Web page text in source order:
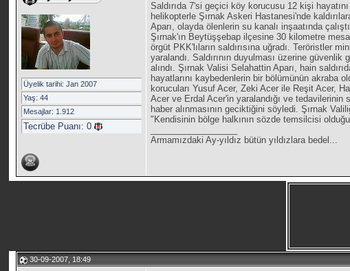
Üyelik tarihi: Jan 2007
Yaş: 44
Mesajlar: 1.912
Tecrübe Puanı:0
Saldırıda 7'si geçici köy korucusu 12 kişi
helikopterle Şırnak Askeri Hastanesi'nde
Aparı, olayda ölenlerin su kanalı inşaatında
Şırnak'ın Beytüşşebap ilçesine 30 kilometre
örgüt PKK'lıların saldırısına uğradı. Teröristler
yaralandı. Saldırının duyulması üzerine
alındı. Şırnak Valisi Selahattin Aparı, hain
hayatlarını kaybedenlerin bir bölümünün akraba
korucuları Yusuf Acer, Zeki Acer ile Reşit Acer,
Acer ve Erdal Acer'in yaralandığı ve
haber alınmasının geciktiğini söyledi. Şırnak
"Kendisinin bölge halkının sözde temsilcisi
Armamızdaki Ay-yıldız bütün yıldızlara bedel...
30-09-2007, 18:49